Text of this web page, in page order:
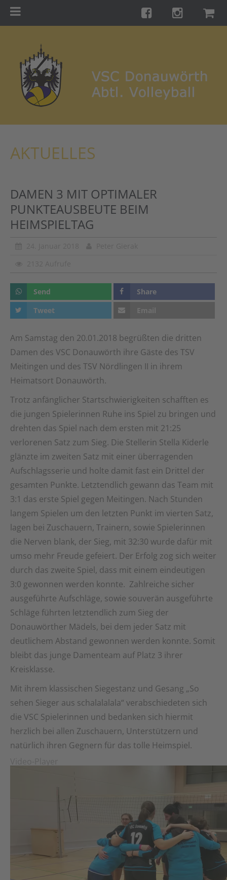
Training
Turniere
Kontakt
Shop
AKTUELLES
DAMEN 3 MIT OPTIMALER
PUNKTEAUSBEUTE BEIM
HEIMSPIELTAG
Send
Share
Tweet
Email
Am Samstag den 20.01.2018 begrüßten die dritten
Damen des VSC Donauwörth ihre Gäste des TSV
Meitingen und des TSV Nördlingen II in ihrem
Heimatsort Donauwörth.
Trotz anfänglicher Startschwierigkeiten schafften es
die jungen Spielerinnen Ruhe ins Spiel zu bringen und
drehten das Spiel nach dem ersten mit 21:25
verlorenen Satz zum Sieg. Die Stellerin Stella Kiderle
glänzte im zweiten Satz mit einer überragenden
Aufschlagsserie und holte damit fast ein Drittel der
gesamten Punkte. Letztendlich gewann das Team mit
3:1 das erste Spiel gegen Meitingen. Nach Stunden
langem Spielen um den letzten Punkt im vierten Satz,
lagen bei Zuschauern, Trainern, sowie Spielerinnen
die Nerven blank, der Sieg, mit 32:30 wurde dafür mit
umso mehr Freude gefeiert. Der Erfolg zog sich weiter
durch das zweite Spiel, dass mit einem eindeutigen
3:0 gewonnen werden konnte. Zahlreiche sicher
ausgeführte Aufschläge, sowie souverän ausgeführte
Schläge führten letztendlich zum Sieg der
Donauwörther Mädels, bei dem jeder Satz mit
deutlichem Abstand gewonnen werden konnte. Somit
bleibt das junge Damenteam auf Platz 3 ihrer
Kreisklasse.
Mit ihrem klassischen Siegestanz und Gesang „So
sehen Sieger aus schalalalala“ verabschiedeten sich
die VSC Spielerinnen und bedanken sich hiermit
herzlich bei allen Zuschauern, Unterstützern und
natürlich ihren Gegnern für das tolle Heimspiel.